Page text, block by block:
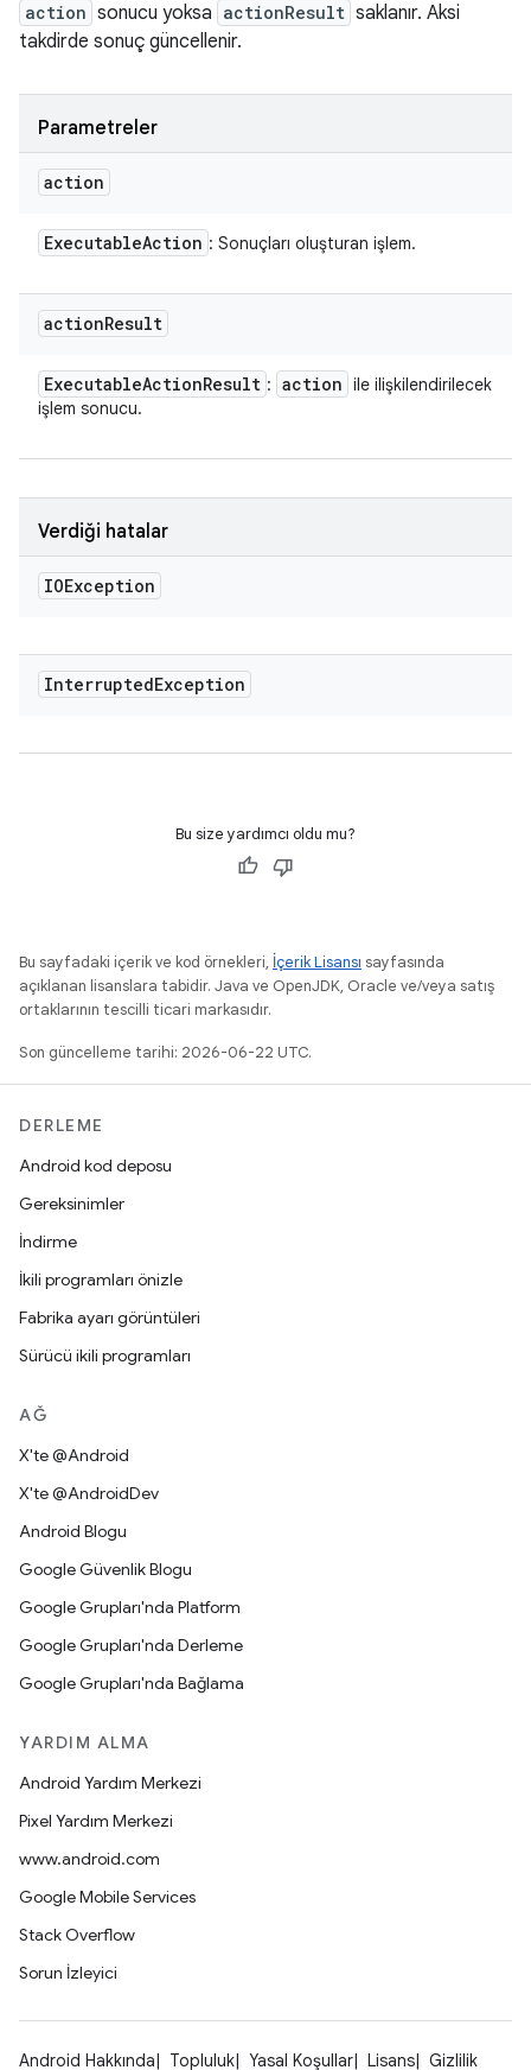
action sonucu yoksa actionResult saklanır. Aksi
takdirde sonuç güncellenir.
Parametreler
action
ExecutableAction : Sonuçları oluşturan işlem.
actionResult
ExecutableActionResult : action ile ilişkilendirilecek
işlem sonucu.
Verdiği hatalar
IOException
InterruptedException
Bu size yardımcı oldu mu?
Bu sayfadaki içerik ve kod örnekleri, İçerik Lisansı sayfasında
açıklanan lisanslara tabidir. Java ve OpenJDK, Oracle ve/veya satış
ortaklarının tescilli ticari markasıdır.
Son güncelleme tarihi: 2026-06-22 UTC.
DERLEME
Android kod deposu
Gereksinimler
İndirme
İkili programları önizle
Fabrika ayarı görüntüleri
Sürücü ikili programları
AĞ
X'te @Android
X'te @AndroidDev
Android Blogu
Google Güvenlik Blogu
Google Grupları'nda Platform
Google Grupları'nda Derleme
Google Grupları'nda Bağlama
YARDIM ALMA
Android Yardım Merkezi
Pixel Yardım Merkezi
www.android.com
Google Mobile Services
Stack Overflow
Sorun İzleyici
Android Hakkında Topluluk Yasal Koşullar Lisans Gizlilik